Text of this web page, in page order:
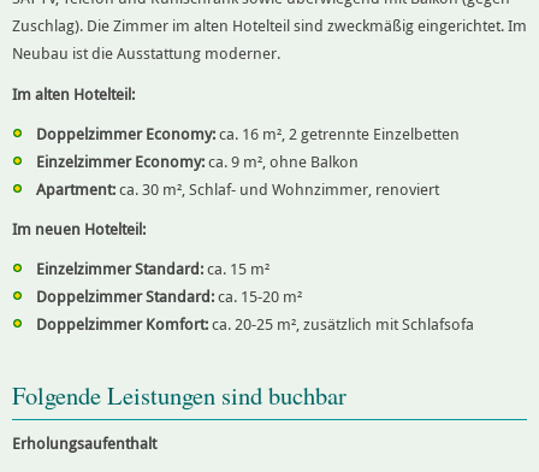
Zuschlag). Die Zimmer im alten Hotelteil sind zweckmäßig eingerichtet. Im
Neubau ist die Ausstattung moderner.
Im alten Hotelteil:
Doppelzimmer Economy:ca. 16 m², 2 getrennte Einzelbetten
Einzelzimmer Economy:ca. 9 m², ohne Balkon
Apartment:ca. 30 m², Schlaf- und Wohnzimmer, renoviert
Im neuen Hotelteil:
Einzelzimmer Standard:ca. 15 m²
Doppelzimmer Standard:ca. 15-20 m²
Doppelzimmer Komfort:ca. 20-25 m², zusätzlich mit Schlafsofa
Folgende Leistungen sind buchbar
Erholungsaufenthalt